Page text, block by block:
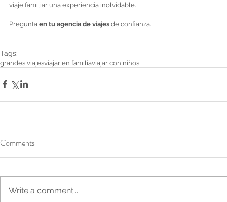
viaje familiar una experiencia inolvidable.
Pregunta en tu agencia de viajes de confianza.
Tags:
grandes viajesviajar en familiaviajar con niños
Comments
Write a comment...